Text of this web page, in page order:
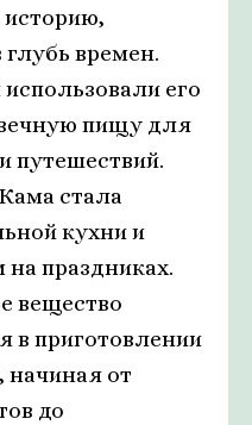
времен.
его
пищу для
путешествий.
стала
кухни и
праздниках.
вещество
в приготовлении
начиная от
до